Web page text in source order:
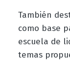
También
como base
escuela de
temas